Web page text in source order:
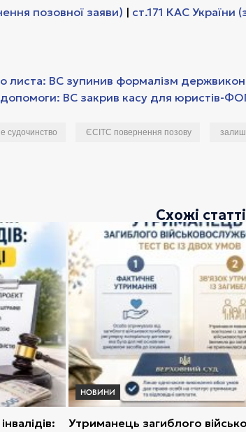
позовної заяви) | ст.171 КАС України
листа: ВС зупинив формалізм
ВС закрив касу для юристів-
судочинство ЄСІТС повернення позову
Схожі статті
НОВИНИ
Утриманець загиблого